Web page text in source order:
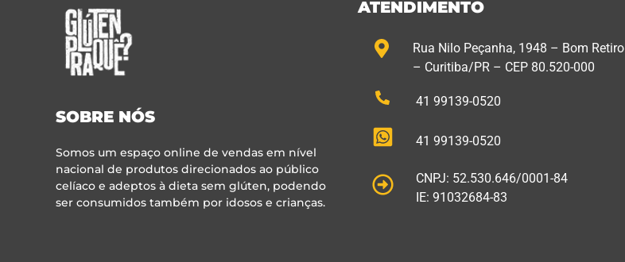
SOBRE NÓS
Somos um espaço online de vendas em nível
nacional de produtos direcionados ao público
celíaco e adeptos à dieta sem glúten, podendo
ser consumidos também por idosos e crianças.
ATENDIMENTO
Rua Nilo Peçanha, 1948 – Bom Retiro
– Curitiba/PR – CEP 80.520-000
41 99139-0520
41 99139-0520
CNPJ: 52.530.646/0001-84
IE: 91032684-83